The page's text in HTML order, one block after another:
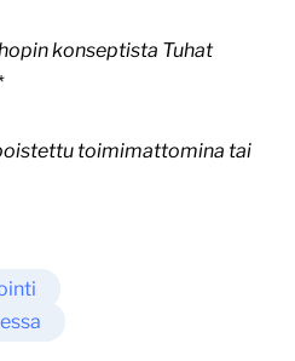
konseptista Tuhat
toimimattomina tai